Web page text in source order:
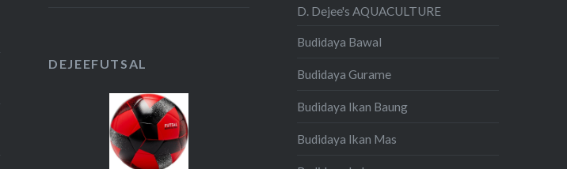
D. Dejee's AQUACULTURE
Budidaya Bawal
Budidaya Gurame
Budidaya Ikan Baung
Budidaya Ikan Mas
DEJEEFUTSAL